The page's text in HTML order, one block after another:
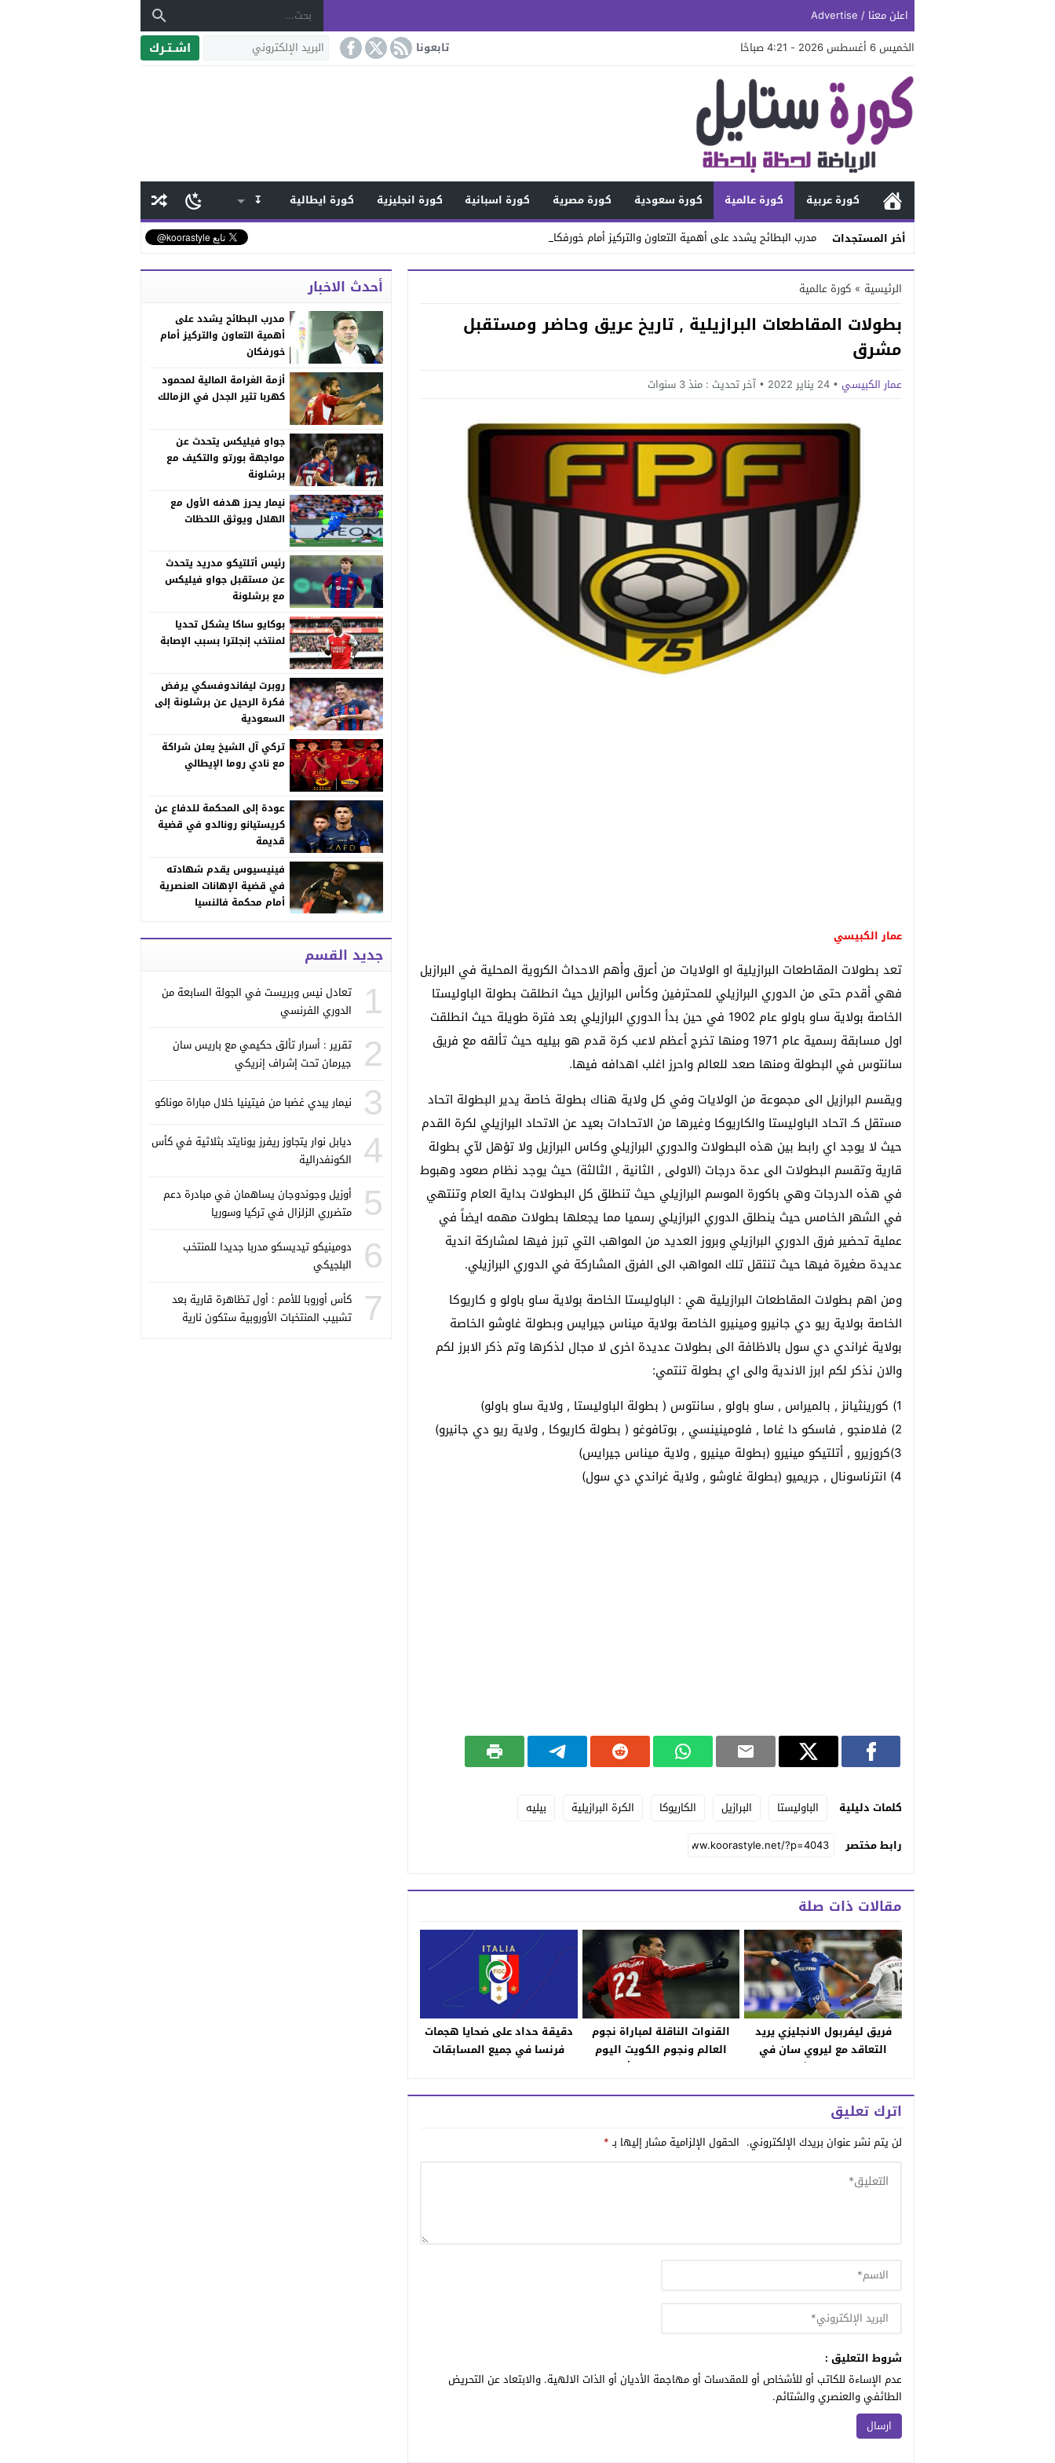
اعلن معنا / Advertise
الخميس 6 أغسطس 2026 - 4:21 صباحًا
تابعونا اشـتـرك
كورة عربية كورة عالمية كورة سعودية كورة مصرية كورة اسبانية كورة انجليزية كورة ايطالية
↧
أخر المستجدات
مدرب البطائح يشدد على أهمية التعاون والتركيز أمام خورفكان
Stop
Previous
Next
الرئيسية » كورة عالمية
بطولات المقاطعات البرازيلية , تاريخ عريق وحاضر ومستقبل
مشرق
عمار الكبيسي 24 يناير 2022 آخر تحديث : منذ 3 سنوات
عمار الكبيسي
تعد بطولات المقاطعات البرازيلية او الولايات من أعرق وأهم الاحداث الكروية المحلية في البرازيل
فهي أقدم حتى من الدوري البرازيلي للمحترفين وكأس البرازيل حيث انطلقت بطولة الباوليستا
الخاصة بولاية ساو باولو عام 1902 في حين بدأ الدوري البرازيلي بعد فترة طويلة حيث انطلقت
اول مسابقة رسمية عام 1971 ومنها تخرج أعظم لاعب كرة قدم هو بيليه حيث تألقه مع فريق
سانتوس في البطولة ومنها صعد للعالم واحرز اغلب اهدافه فيها.
ويقسم البرازيل الى مجموعة من الولايات وفي كل ولاية هناك بطولة خاصة يدير البطولة اتحاد
مستقل كـ اتحاد الباوليستا والكاريوكا وغيرها من الاتحادات بعيد عن الاتحاد البرازيلي لكرة القدم
حيث لا يوجد اي رابط بين هذه البطولات والدوري البرازيلي وكاس البرازيل ولا تؤهل لآي بطولة
قارية وتقسم البطولات الى عدة درجات (الاولى , الثانية , الثالثة) حيث يوجد نظام صعود وهبوط
في هذه الدرجات وهي باكورة الموسم البرازيلي حيث تنطلق كل البطولات بداية العام وتنتهي
في الشهر الخامس حيث ينطلق الدوري البرازيلي رسميا مما يجعلها بطولات مهمه ايضاً في
عملية تحضير فرق الدوري البرازيلي وبروز العديد من المواهب التي تبرز فيها لمشاركة اندية
عديدة صغيرة فيها حيث تنتقل تلك المواهب الى الفرق المشاركة في الدوري البرازيلي.
ومن اهم بطولات المقاطعات البرازيلية هي : الباوليستا الخاصة بولاية ساو باولو و كاريوكا
الخاصة بولاية ريو دي جانيرو ومينيرو الخاصة بولاية ميناس جيرايس وبطولة غاوشو الخاصة
بولاية غراندي دي سول بالاظافة الى بطولات عديدة اخرى لا مجال لذكرها وتم ذكر الابرز لكم
والان نذكر لكم ابرز الاندية والى اي بطولة تنتمي:
1) كورينثيانز , بالميراس , ساو باولو , سانتوس ( بطولة الباوليستا , ولاية ساو باولو)
2) فلامنجو , فاسكو دا غاما , فلومينينسي , بوتافوغو ( بطولة كاريوكا , ولاية ريو دي جانيرو)
3)كروزيرو , أتلتيكو مينيرو (بطولة مينيرو , ولاية ميناس جيرايس)
4) انترناسونال , جريميو (بطولة غاوشو , ولاية غراندي دي سول)
كلمات دليلية الباوليستا البرازيل الكاريوكا الكرة البرازيلية
بيليه
رابط مختصر
مقالات ذات صلة
فريق ليفربول الانجليزي يريد
التعاقد مع ليروي سان في
الميركاتو الشتوي
القنوات الناقلة لمباراة نجوم
العالم ونجوم الكويت اليوم
وموعد توقيت مقابلة أبو تريكة
دقيقة حداد على ضحايا هجمات
فرنسا في جميع المسابقات
اترك تعليق
لن يتم نشر عنوان بريدك الإلكتروني. الحقول الإلزامية مشار إليها بـ*
شروط التعليق :
عدم الإساءة للكاتب أو للأشخاص أو للمقدسات أو مهاجمة الأديان أو الذات الالهية. والابتعاد عن التحريض
الطائفي والعنصري والشتائم.
أحدث الاخبار
مدرب البطائح يشدد على
أهمية التعاون والتركيز أمام
خورفكان
أزمة الغرامة المالية لمحمود
كهربا تثير الجدل في الزمالك
جواو فيليكس يتحدث عن
مواجهة بورتو والتكيف مع
برشلونة
نيمار يحرز هدفه الأول مع
الهلال ويوثق اللحظات
رئيس أتلتيكو مدريد يتحدث
عن مستقبل جواو فيليكس
مع برشلونة
بوكايو ساكا يشكل تحديا
لمنتخب إنجلترا بسبب الإصابة
روبرت ليفاندوفسكي يرفض
فكرة الرحيل عن برشلونة إلى
السعودية
تركي آل الشيخ يعلن شراكة
مع نادي روما الإيطالي
عودة إلى المحكمة للدفاع عن
كريستيانو رونالدو في قضية
قديمة
فينيسيوس يقدم شهادته
في قضية الإهانات العنصرية
أمام محكمة فالنسيا
جديد القسم
1
تعادل نيس وبريست في الجولة السابعة من
الدوري الفرنسي
2
تقرير : أسرار تألق حكيمي مع باريس سان
جيرمان تحت إشراف إنريكي
3 نيمار يبدي غضبا من فيتينيا خلال مباراة موناكو
4
ديابل نوار يتجاوز ريفرز يونايتد بثلاثية في كأس
الكونفدرالية
5
أوزيل وجوندوجان يساهمان في مبادرة دعم
متضرري الزلزال في تركيا وسوريا
6
دومينيكو تيديسكو مدربا جديدا للمنتخب
البلجيكي
7
كأس أوروبا للأمم : أول تظاهرة قارية بعد
تشبيب المنتخبات الأوروبية ستكون نارية